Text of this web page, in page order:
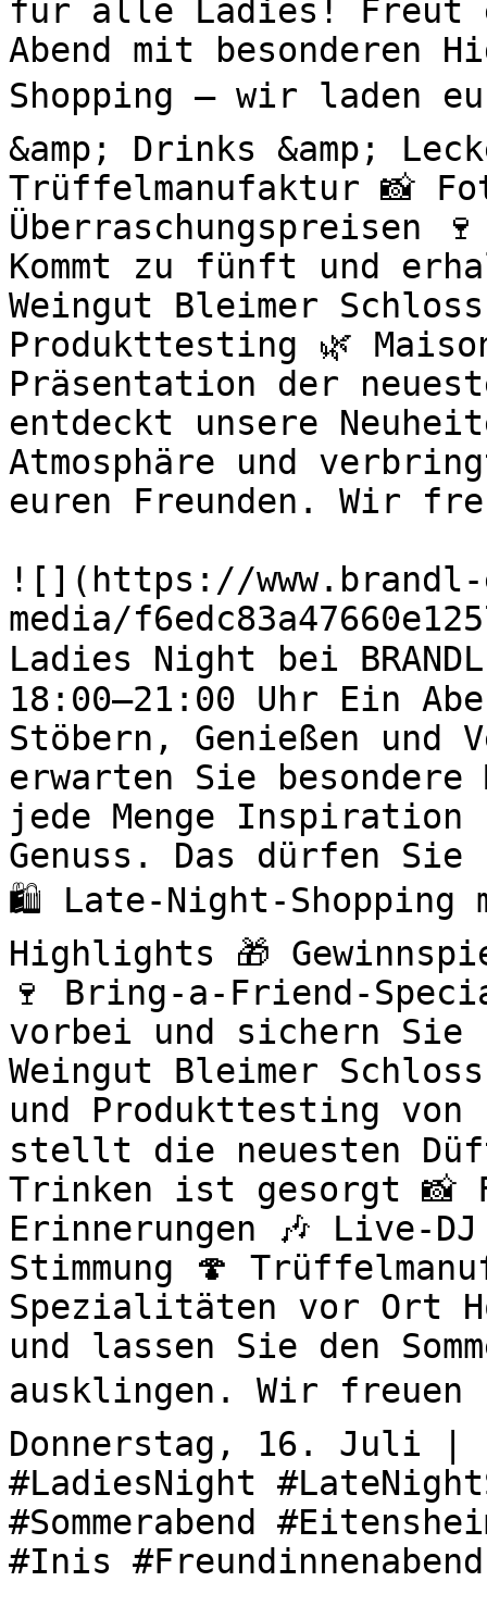
für alle Ladies! Freut
Abend mit besonderen
Shopping – wir laden
&amp; Drinks &amp;
Trüffelmanufaktur 📸
Überraschungspreisen
Kommt zu fünft und
Weingut Bleimer
Produkttesting 🌿
Präsentation der
entdeckt unsere
Atmosphäre und
euren Freunden. Wir
![](https://
media/
Ladies Night bei
18:00–21:00 Uhr Ein
Stöbern, Genießen und
erwarten Sie besondere
jede Menge
Genuss. Das dürfen
🛍️ Late-Night-
Highlights 🎁
🍷 Bring-a-Friend-
vorbei und sichern Sie
Weingut Bleimer
und Produkttesting
stellt die neuesten
Trinken ist gesorgt 📸
Erinnerungen 🎶
Stimmung 🍄
Spezialitäten vor Ort
und lassen Sie den
ausklingen. Wir freuen
Donnerstag, 16. Juli |
#LadiesNight
#Sommerabend
#Inis